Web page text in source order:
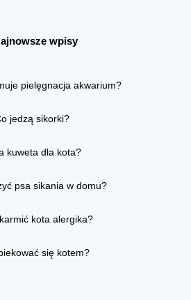
wpisy
pielęgnacja akwarium?
jedzą sikorki?
kuweta dla kota?
psa sikania w domu?
kota alergika?
się kotem?